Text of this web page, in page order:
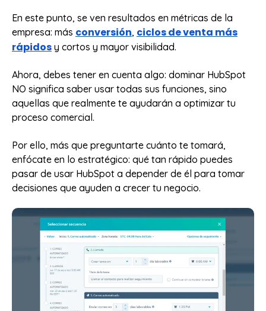
En este punto, se ven resultados en métricas de la
empresa: más conversión, ciclos de venta más
rápidos y cortos y mayor visibilidad.
Ahora, debes tener en cuenta algo: dominar HubSpot
NO significa saber usar todas sus funciones, sino
aquellas que realmente te ayudarán a optimizar tu
proceso comercial.
Por ello, más que preguntarte cuánto te tomará,
enfócate en lo estratégico: qué tan rápido puedes
pasar de usar HubSpot a depender de él para tomar
decisiones que ayuden a crecer tu negocio.